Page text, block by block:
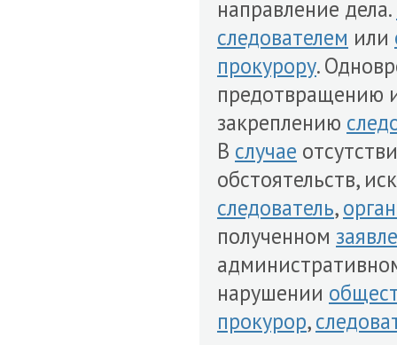
направление дела.
следователем или
прокурору.
предотвращению
закреплению
В случае
обстоятельств,
следователь,
полученном
нарушении
прокурор,